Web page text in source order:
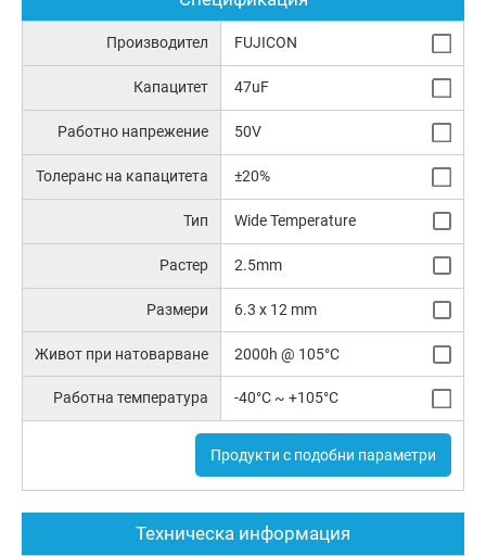
Производител FUJICON
Капацитет 47uF
Работно напрежение 50V
Толеранс на капацитета ±20%
Тип Wide Temperature
Растер 2.5mm
Размери 6.3 x 12 mm
Живот при натоварване 2000h @ 105°C
Работна температура -40°C ~ +105°C
Продукти с подобни параметри
Техническа информация